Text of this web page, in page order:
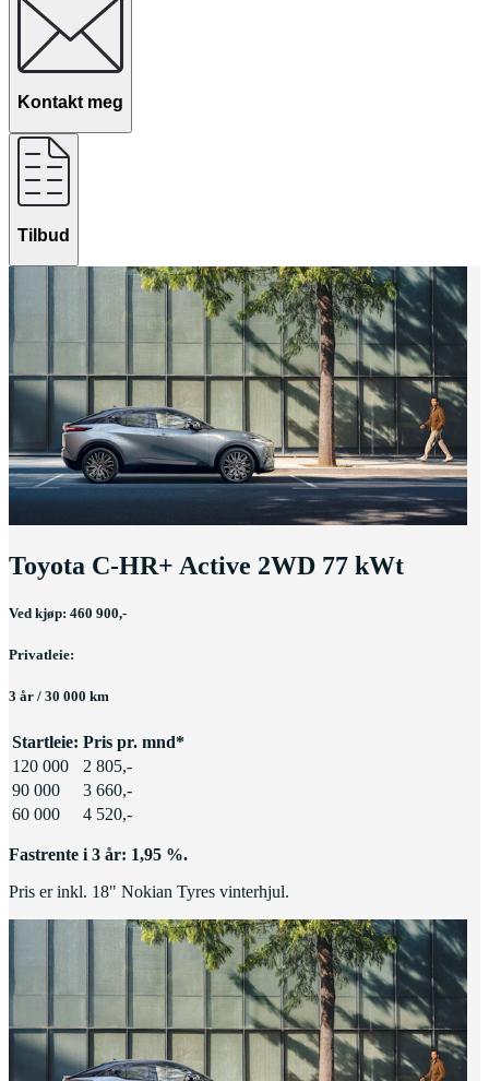
Kontakt meg
Tilbud
Toyota C-HR+ Active 2WD 77 kWt
Ved kjøp: 460 900,-
Privatleie:
3 år / 30 000 km
Startleie: Pris pr. mnd*
120 000
2 805,-
90 000
3 660,-
60 000
4 520,-
Fastrente i 3 år: 1,95 %.
Pris er inkl. 18" Nokian Tyres vinterhjul.